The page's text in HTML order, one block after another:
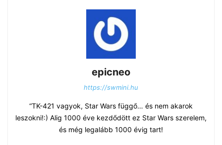
epicneo
https://swmini.hu
“TK-421 vagyok, Star Wars függő… és nem akarok
leszokni!:) Alig 1000 éve kezdődött ez Star Wars szerelem,
és még legalább 1000 évig tart!